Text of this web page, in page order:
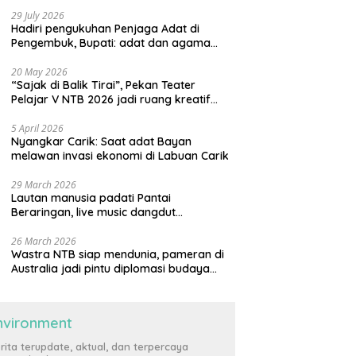
29 July 2026
Hadiri pengukuhan Penjaga Adat di
Pengembuk, Bupati: adat dan agama
20 May 2026
“Sajak di Balik Tirai”, Pekan Teater
Pelajar V NTB 2026 jadi ruang kreatif
5 April 2026
Nyangkar Carik: Saat adat Bayan
melawan invasi ekonomi di Labuan Carik
29 March 2026
Lautan manusia padati Pantai
Beraringan, live music dangdut
KLU
26 March 2026
Wastra NTB siap mendunia, pameran di
Australia jadi pintu diplomasi budaya
terupdate, aktual, dan terpercaya